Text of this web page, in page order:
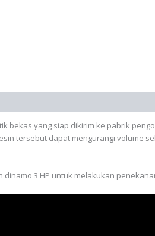
bekas yang siap dikirim ke pabrik
tersebut dapat mengurangi volume
3 HP untuk melakukan